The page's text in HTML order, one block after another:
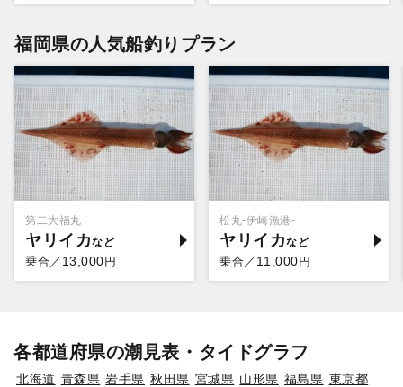
福岡県の人気船釣りプラン
第二大福丸
ヤリイカ
乗合／ 13,000円
松丸-伊崎漁港-
ヤリイカ
乗合／ 11,000円
各都道府県の潮見表・タイドグラフ
北海道 青森県 岩手県 秋田県 宮城県 山形県 福島県 東京都